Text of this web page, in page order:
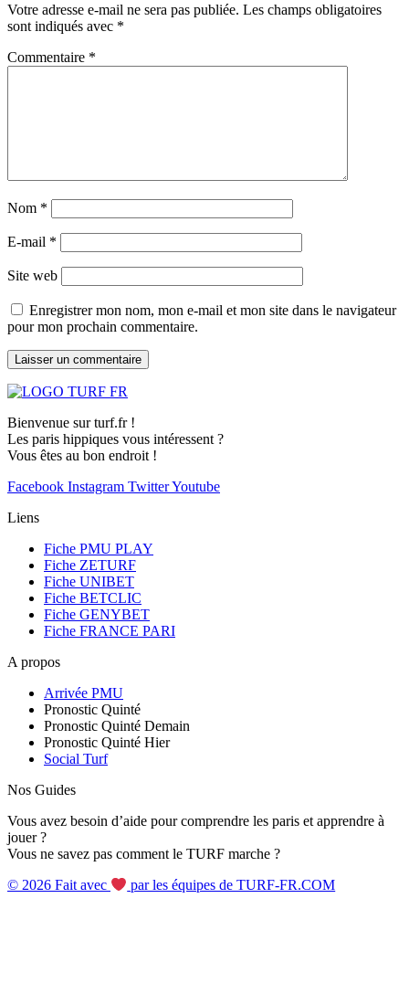
Votre adresse e-mail ne sera pas publiée. Les champs obligatoires
sont indiqués avec *
Commentaire *
Nom *
E-mail *
Site web
Enregistrer mon nom, mon e-mail et mon site dans le navigateur
pour mon prochain commentaire.
Bienvenue sur turf.fr !
Les paris hippiques vous intéressent ?
Vous êtes au bon endroit !
Facebook Instagram TwitterYoutube
Liens
Fiche PMU PLAY
Fiche ZETURF
Fiche UNIBET
Fiche BETCLIC
Fiche GENYBET
Fiche FRANCE PARI
A propos
Arrivée PMU
Pronostic Quinté
Pronostic Quinté Demain
Pronostic Quinté Hier
Social Turf
Nos Guides
Vous avez besoin d’aide pour comprendre les paris et apprendre à
jouer ?
Vous ne savez pas comment le TURF marche ?
© 2026 Fait avec par les équipes de TURF-FR.COM